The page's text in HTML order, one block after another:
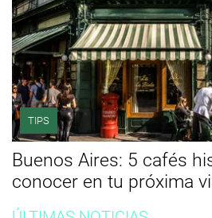
TIPS
Buenos Aires: 5 cafés
conocer en tu próxima